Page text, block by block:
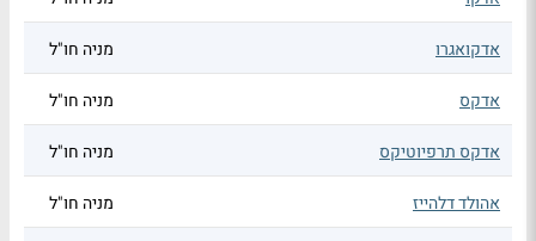
אדקואגרו מניה חו"ל
אדקס מניה חו"ל
אדקס תרפיוטיקס מניה חו"ל
אהולד דלהייז מניה חו"ל